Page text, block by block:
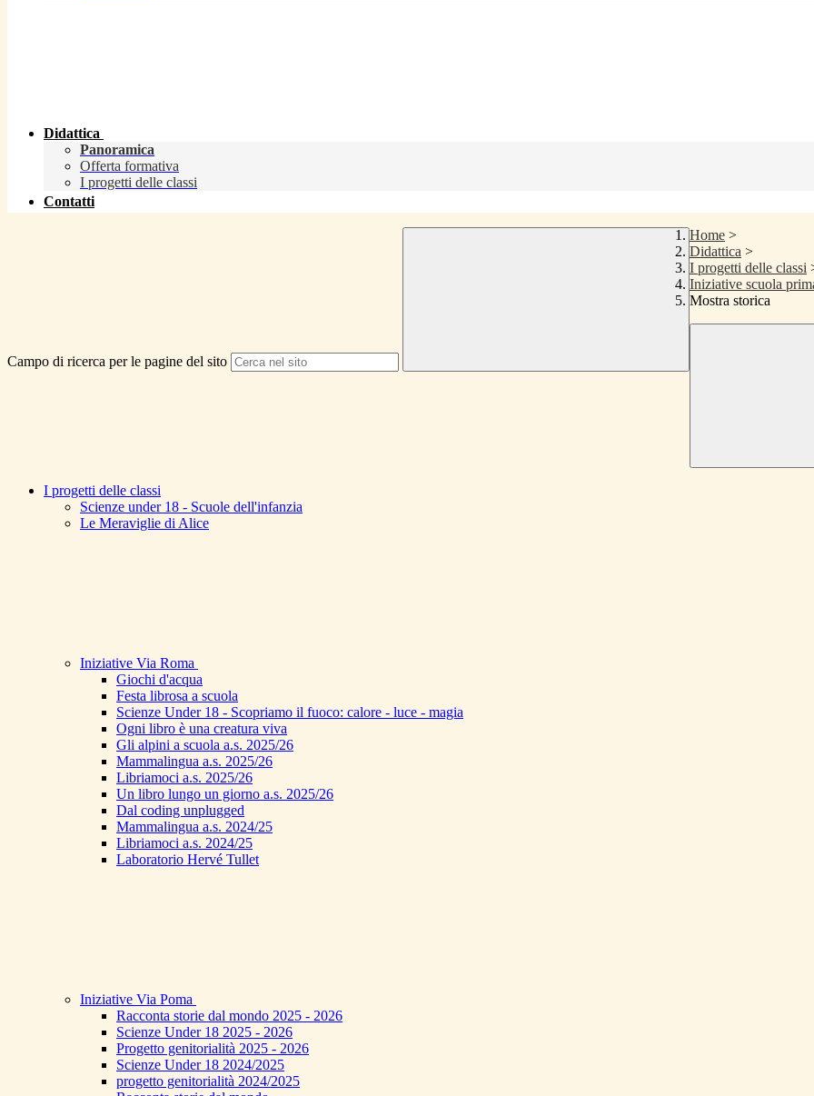
Didattica
Panoramica
Offerta formativa
I progetti delle classi
Contatti
Campo di ricerca per le pagine del sito
Home >
Didattica >
I progetti delle classi
Iniziative scuola
Mostra storica
I progetti delle classi
Scienze under 18 - Scuole dell'infanzia
Le Meraviglie di Alice
Iniziative Via Roma
Giochi d'acqua
Festa librosa a scuola
Scienze Under 18 - Scopriamo il fuoco: calore - luce - magia
Ogni libro è una creatura viva
Gli alpini a scuola a.s. 2025/26
Mammalingua a.s. 2025/26
Libriamoci a.s. 2025/26
Un libro lungo un giorno a.s. 2025/26
Dal coding unplugged
Mammalingua a.s. 2024/25
Libriamoci a.s. 2024/25
Laboratorio Hervé Tullet
Iniziative Via Poma
Racconta storie dal mondo 2025 - 2026
Scienze Under 18 2025 - 2026
Progetto genitorialità 2025 - 2026
Scienze Under 18 2024/2025
progetto genitorialità 2024/2025